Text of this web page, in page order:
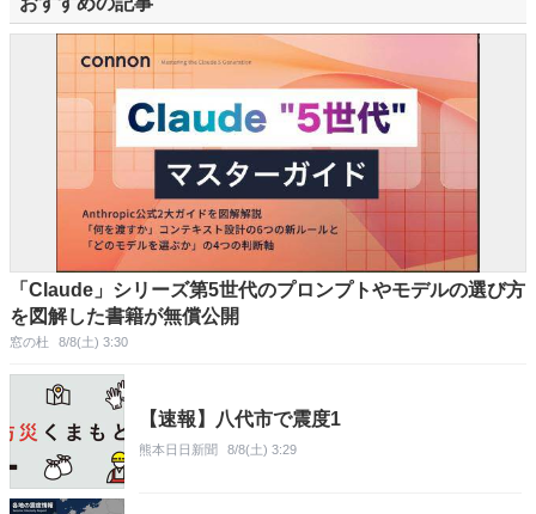
「Claude」シリーズ第5世代のプロンプトやモデルの選び方
を図解した書籍が無償公開
窓の杜 8/8(土) 3:30
【速報】八代市で震度1
熊本日日新聞 8/8(土) 3:29